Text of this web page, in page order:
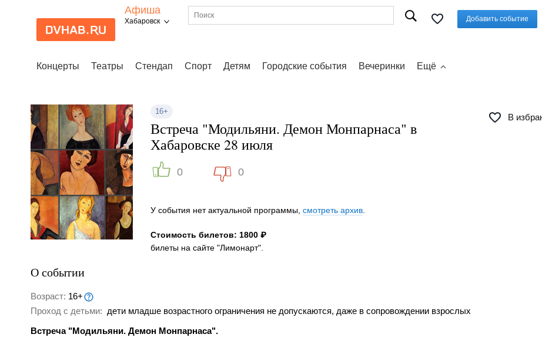
Афиша
Хабаровск Добавить событие
Концерты Театры Стендап Спорт Детям Городские события Вечеринки Ещё
16+
В
Встреча "Модильяни. Демон Монпарнаса" в
Хабаровске 28 июля
0 0
У события нет актуальной программы, смотреть архив
Стоимость билетов: 1800 ₽
билеты на сайте "Лимонарт".
О событии
Возраст: 16+
Проход с детьми: дети младше возрастного ограничения не допускаются, даже в сопровождении взрослых
Встреча "Модильяни. Демон Монпарнаса".